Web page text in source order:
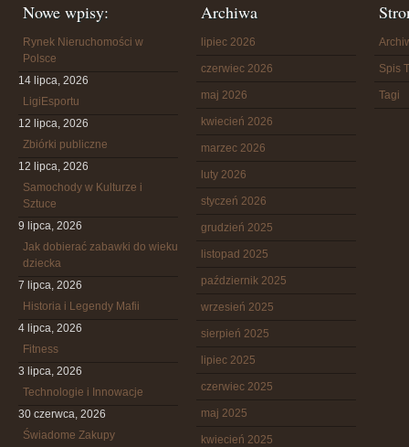
Nowe wpisy:
Rynek Nieruchomości w
Polsce
14 lipca, 2026
LigiEsportu
12 lipca, 2026
Zbiórki publiczne
12 lipca, 2026
Samochody w Kulturze i
Sztuce
9 lipca, 2026
Jak dobierać zabawki do wieku
dziecka
7 lipca, 2026
Historia i Legendy Mafii
4 lipca, 2026
Fitness
3 lipca, 2026
Technologie i Innowacje
30 czerwca, 2026
Świadome Zakupy
Archiwa
lipiec 2026
czerwiec 2026
maj 2026
kwiecień 2026
marzec 2026
luty 2026
styczeń 2026
grudzień 2025
listopad 2025
październik 2025
wrzesień 2025
sierpień 2025
lipiec 2025
czerwiec 2025
maj 2025
kwiecień 2025
Spis
Tagi